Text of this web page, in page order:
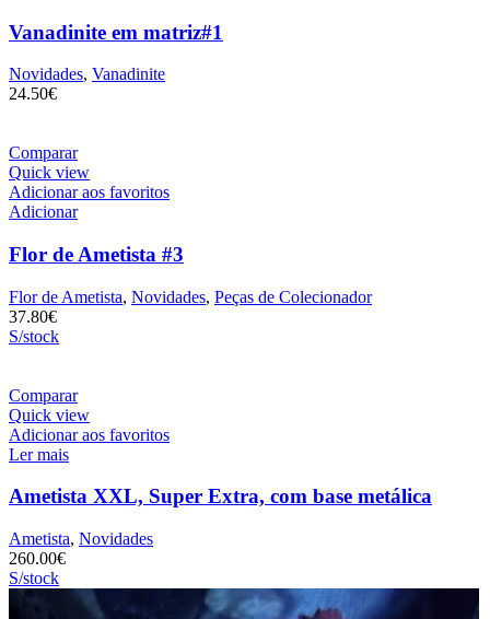
Vanadinite em matriz#1
Novidades, Vanadinite
24.50€
Comparar
Quick view
Adicionar aos favoritos
Adicionar
Flor de Ametista #3
Flor de Ametista, Novidades, Peças de Colecionador
37.80€
S/stock
Comparar
Quick view
Adicionar aos favoritos
Ler mais
Ametista XXL, Super Extra, com base metálica
Ametista, Novidades
260.00€
S/stock